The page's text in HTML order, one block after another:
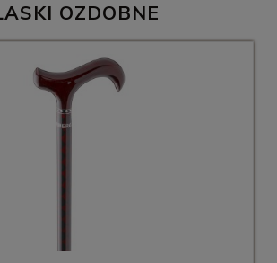
OZDOBNE